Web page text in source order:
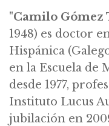
"Camilo Gómez
1948) es doctor
Hispánica
en la Escuela de
desde 1977,
Instituto Lucus
jubilación en